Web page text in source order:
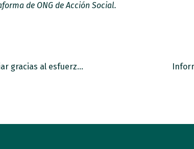
de ONG de Acción Social.
Las dificultades del confinamiento se intentan paliar gracias al esfuerzo combinado de familias y profesionales